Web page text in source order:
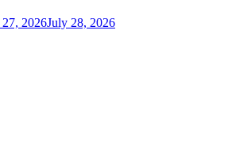
2026July 28, 2026